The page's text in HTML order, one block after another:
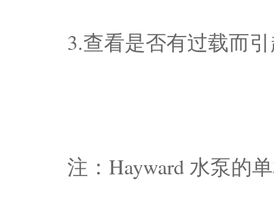
3.查看是否有过载而
注：Hayward 水泵的